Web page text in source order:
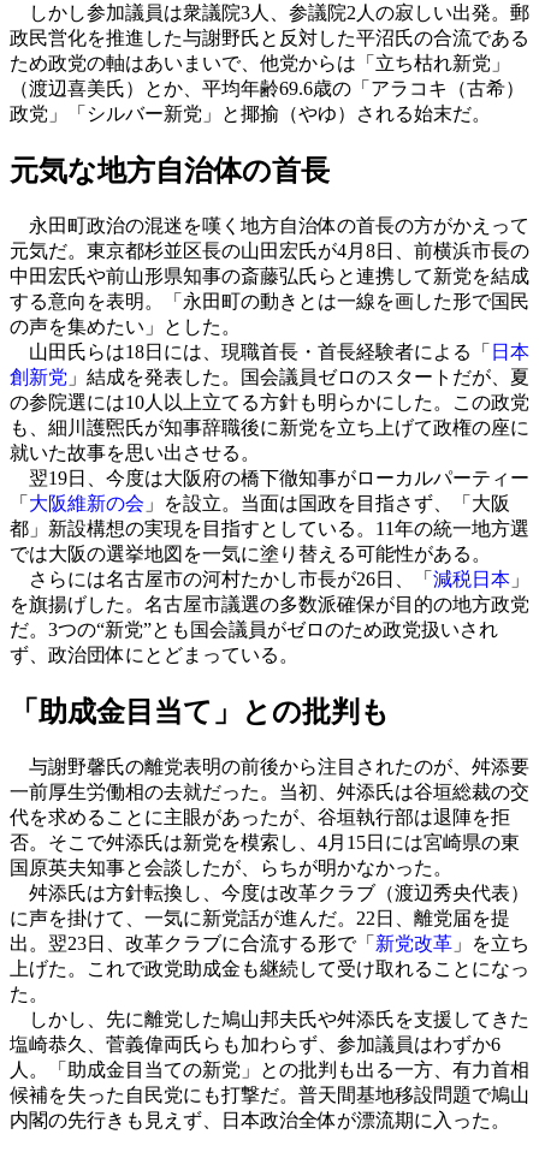
しかし参加議員は衆議院3人、参議院2人の寂しい出発。郵
政民営化を推進した与謝野氏と反対した平沼氏の合流である
ため政党の軸はあいまいで、他党からは「立ち枯れ新党」
（渡辺喜美氏）とか、平均年齢69.6歳の「アラコキ（古希）
政党」「シルバー新党」と揶揄（やゆ）される始末だ。
元気な地方自治体の首長
永田町政治の混迷を嘆く地方自治体の首長の方がかえって
元気だ。東京都杉並区長の山田宏氏が4月8日、前横浜市長の
中田宏氏や前山形県知事の斎藤弘氏らと連携して新党を結成
する意向を表明。「永田町の動きとは一線を画した形で国民
の声を集めたい」とした。
山田氏らは18日には、現職首長・首長経験者による「 日本
創新党 」結成を発表した。国会議員ゼロのスタートだが、夏
の参院選には10人以上立てる方針も明らかにした。この政党
も、細川護煕氏が知事辞職後に新党を立ち上げて政権の座に
就いた故事を思い出させる。
翌19日、今度は大阪府の橋下徹知事がローカルパーティー
「 大阪維新の会 」を設立。当面は国政を目指さず、「大阪
都」新設構想の実現を目指すとしている。11年の統一地方選
では大阪の選挙地図を一気に塗り替える可能性がある。
さらには名古屋市の河村たかし市長が26日、「 減税日本 」
を旗揚げした。名古屋市議選の多数派確保が目的の地方政党
だ。3つの“新党”とも国会議員がゼロのため政党扱いされ
ず、政治団体にとどまっている。
「助成金目当て」との批判も
与謝野馨氏の離党表明の前後から注目されたのが、舛添要
一前厚生労働相の去就だった。当初、舛添氏は谷垣総裁の交
代を求めることに主眼があったが、谷垣執行部は退陣を拒
否。そこで舛添氏は新党を模索し、4月15日には宮崎県の東
国原英夫知事と会談したが、らちが明かなかった。
舛添氏は方針転換し、今度は改革クラブ（渡辺秀央代表）
に声を掛けて、一気に新党話が進んだ。22日、離党届を提
出。翌23日、改革クラブに合流する形で「 新党改革 」を立ち
上げた。これで政党助成金も継続して受け取れることになっ
た。
しかし、先に離党した鳩山邦夫氏や舛添氏を支援してきた
塩崎恭久、菅義偉両氏らも加わらず、参加議員はわずか6
人。「助成金目当ての新党」との批判も出る一方、有力首相
候補を失った自民党にも打撃だ。普天間基地移設問題で鳩山
内閣の先行きも見えず、日本政治全体が漂流期に入った。